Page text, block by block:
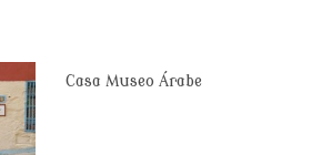
Casa Museo Árabe